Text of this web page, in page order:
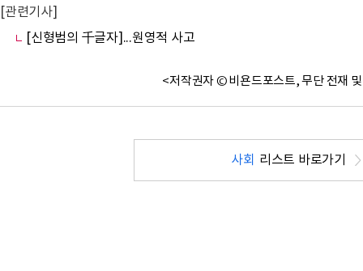
[관련기사]
[신형범의 千글자]...원영적 사고
<저작권자 © 비욘드포스트, 무단 전재
사회 리스트 바로가기